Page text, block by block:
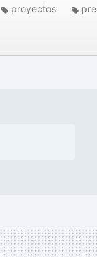
proyectos